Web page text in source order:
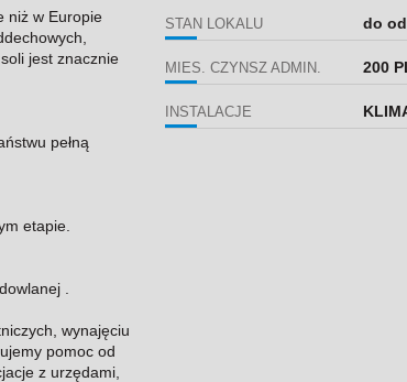
niż w Europie
jest znacznie
pełną
etapie.
.
wynajęciu
pomoc od
z urzędami,
STAN LOKALU do
MIES. CZYNSZ ADMIN. 200
INSTALACJE